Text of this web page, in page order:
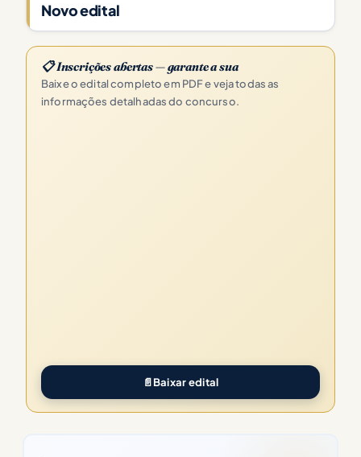
Novo edital
📋 Inscrições abertas — garante a sua
Baixe o edital completo em PDF e veja todas as
informações detalhadas do concurso.
📄Baixar edital